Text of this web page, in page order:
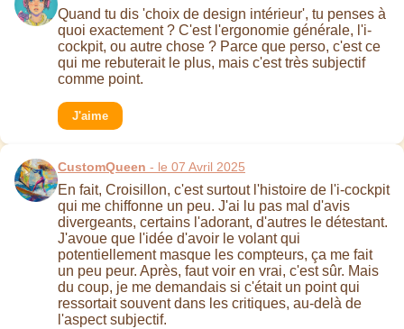
Quand tu dis 'choix de design intérieur', tu penses à
quoi exactement ? C'est l'ergonomie générale, l'i-
cockpit, ou autre chose ? Parce que perso, c'est ce
qui me rebuterait le plus, mais c'est très subjectif
comme point.
J'aime
CustomQueen - le 07 Avril 2025
En fait, Croisillon, c'est surtout l'histoire de l'i-cockpit
qui me chiffonne un peu. J'ai lu pas mal d'avis
divergeants, certains l'adorant, d'autres le détestant.
J'avoue que l'idée d'avoir le volant qui
potentiellement masque les compteurs, ça me fait
un peu peur. Après, faut voir en vrai, c'est sûr. Mais
du coup, je me demandais si c'était un point qui
ressortait souvent dans les critiques, au-delà de
l'aspect subjectif.